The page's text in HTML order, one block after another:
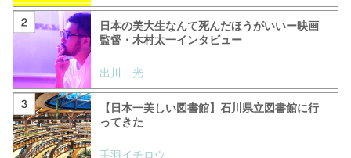
日本の美大生なんて死んだほうがいいー映画
監督・木村太一インタビュー
出川 光
【日本一美しい図書館】石川県立図書館に行
ってきた
手羽イチロウ